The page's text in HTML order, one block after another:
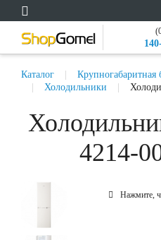
Каталог
Крупногабаритная
Холодильники
4214-
Нажмите,